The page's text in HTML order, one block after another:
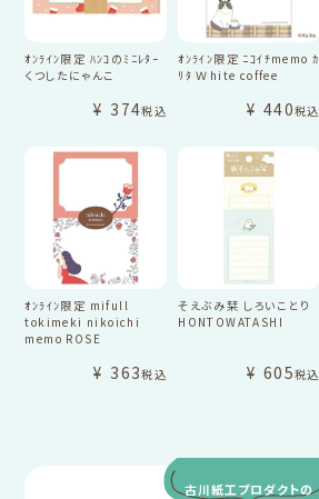
ｵﾝﾗｲﾝ限定 ﾊﾝｺのﾐﾆﾚﾀｰ
くつしたにゃんこ
¥ 374税込
ｵﾝﾗｲﾝ限定 ﾆｺｲﾁmemo ｶ
ﾘﾀ Ｗhite coffee
¥ 440税込
ｵﾝﾗｲﾝ限定 mifull
tokimeki nikoichi
memo ROSE
¥ 363税込
そえぶみ栞 しろいことり
HONTOWATASHI
¥ 605税込
古川紙工プロダクトの